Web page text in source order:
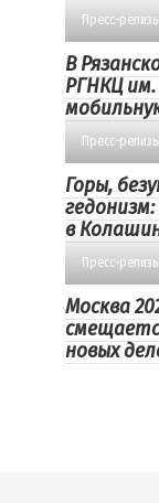
Пресс-релизы
В
РГНКЦ им.
Пресс-релизы
Горы,
в
Пресс-релизы
Москва
новых